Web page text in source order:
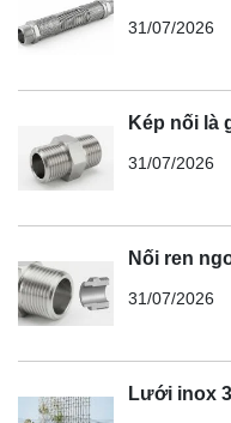
31/07/2026
Kép nối là
31/07/2026
Nối ren
31/07/2026
Lưới inox